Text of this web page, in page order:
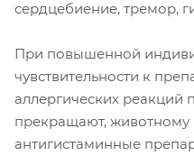
сердцебиение, тремор,
При повышенной
чувствительности к
аллергических реакций
прекращают, животному
антигистаминные